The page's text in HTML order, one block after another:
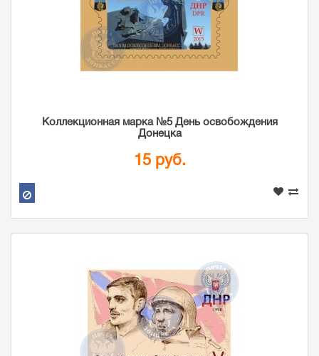
Коллекционная марка №5 День освобождения
Донецка
15 руб.